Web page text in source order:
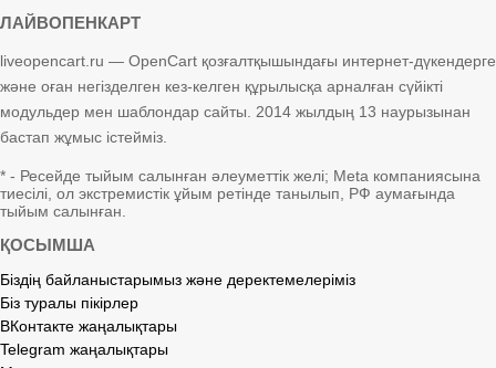
ЛАЙВОПЕНКАРТ
liveopencart.ru — OpenCart қозғалтқышындағы интернет-дүкендерге
және оған негізделген кез-келген құрылысқа арналған сүйікті
модульдер мен шаблондар сайты. 2014 жылдың 13 наурызынан
бастап жұмыс істейміз.
* - Ресейде тыйым салынған әлеуметтік желі; Meta компаниясына
тиесілі, ол экстремистік ұйым ретінде танылып, РФ аумағында
тыйым салынған.
ҚОСЫМША
Біздің байланыстарымыз және деректемелеріміз
Біз туралы пікірлер
ВКонтакте жаңалықтары
Telegram жаңалықтары